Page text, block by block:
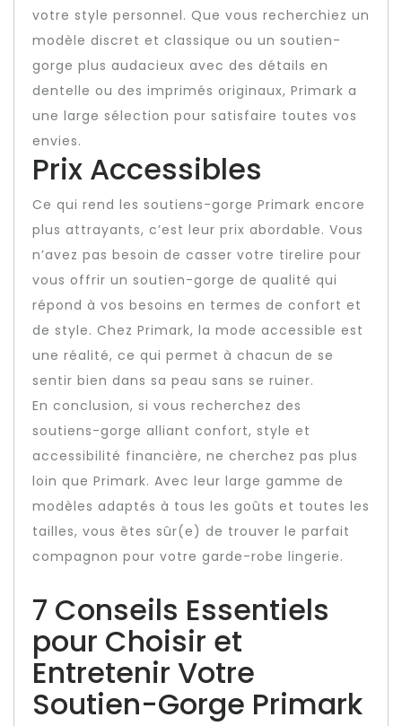
votre style personnel. Que vous recherchiez un
modèle discret et classique ou un soutien-
gorge plus audacieux avec des détails en
dentelle ou des imprimés originaux, Primark a
une large sélection pour satisfaire toutes vos
envies.
Prix Accessibles
Ce qui rend les soutiens-gorge Primark encore
plus attrayants, c’est leur prix abordable. Vous
n’avez pas besoin de casser votre tirelire pour
vous offrir un soutien-gorge de qualité qui
répond à vos besoins en termes de confort et
de style. Chez Primark, la mode accessible est
une réalité, ce qui permet à chacun de se
sentir bien dans sa peau sans se ruiner.
En conclusion, si vous recherchez des
soutiens-gorge alliant confort, style et
accessibilité financière, ne cherchez pas plus
loin que Primark. Avec leur large gamme de
modèles adaptés à tous les goûts et toutes les
tailles, vous êtes sûr(e) de trouver le parfait
compagnon pour votre garde-robe lingerie.
7 Conseils Essentiels
pour Choisir et
Entretenir Votre
Soutien-Gorge Primark